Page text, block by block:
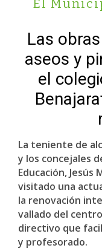
El
Las
aseos y
el
La teniente de
y los concejales
Educación, Jesús
visitado una
la renovación
vallado del
directivo que
y profesorado.